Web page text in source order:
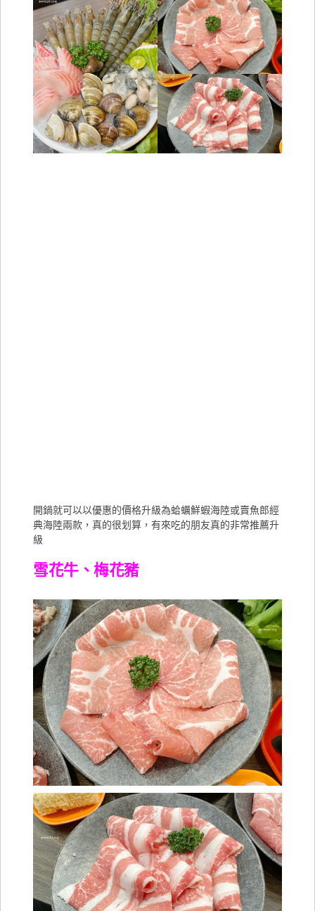
開鍋就可以以優惠的價格升級為蛤蠣鮮蝦海陸或賣魚郎經
典海陸兩款，真的很划算，有來吃的朋友真的非常推薦升
級
雪花牛、梅花豬